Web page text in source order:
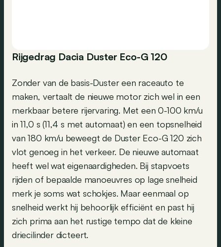
Rijgedrag Dacia Duster Eco-G 120
Zonder van de basis-Duster een raceauto te
maken, vertaalt de nieuwe motor zich wel in een
merkbaar betere rijervaring. Met een 0-100 km/u
in 11,0 s (11,4 s met automaat) en een topsnelheid
van 180 km/u beweegt de Duster Eco-G 120 zich
vlot genoeg in het verkeer. De nieuwe automaat
heeft wel wat eigenaardigheden. Bij stapvoets
rijden of bepaalde manoeuvres op lage snelheid
merk je soms wat schokjes. Maar eenmaal op
snelheid werkt hij behoorlijk efficiënt en past hij
zich prima aan het rustige tempo dat de kleine
driecilinder dicteert.